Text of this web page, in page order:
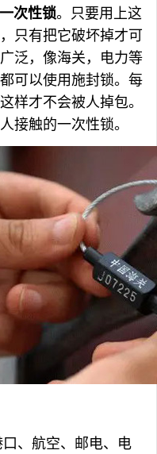
一次性锁。只要用上这
只有把它破坏掉才可
泛，像海关，电力等
可以使用施封锁。每
样才不会被人掉包。
接触的一次性锁。
、航空、邮电、电